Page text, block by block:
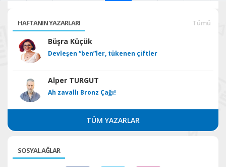
HAFTANIN YAZARLARI Tümü
Büşra Küçük
Devleşen “ben”ler, tükenen çiftler
Alper TURGUT
Ah zavallı Bronz Çağı!
TÜM YAZARLAR
SOSYAL AĞLAR